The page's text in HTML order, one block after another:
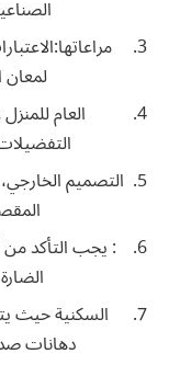
لمعان
العام
التصميم
: يجب التأكد من
السكنية حيث
دهانات